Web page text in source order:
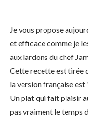
Je vous propose
et efficace comme je
aux lardons du chef
Cette recette est tirée
la version française
Un plat qui fait plaisir
pas vraiment le temps